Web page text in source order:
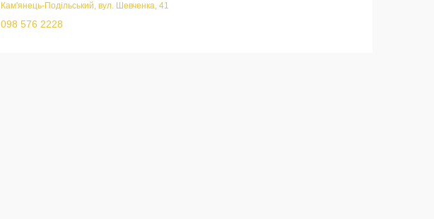
Кам'янець-Подільський, вул. Шевченка, 41
098 576 2228